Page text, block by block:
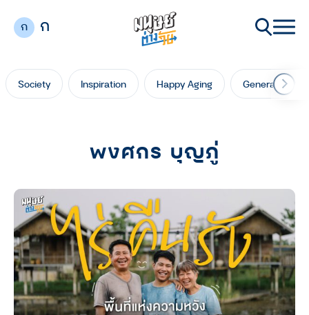
ก ก
Society Inspiration Happy Aging Generation
พงศกร บุญภู่